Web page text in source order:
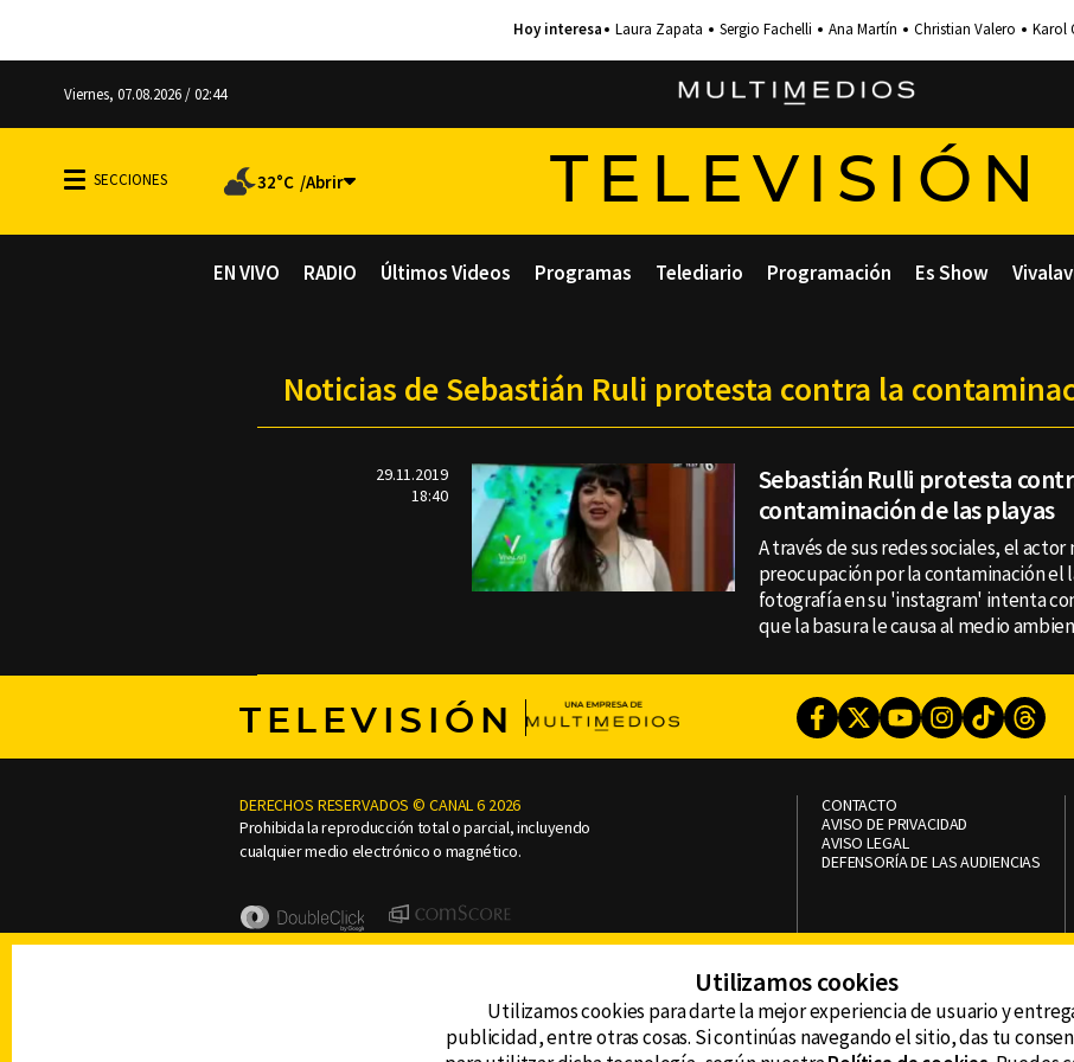
Laura Zapata Sergio Fachelli Ana Martín Christian Valero Karol
Viernes, 07.08.2026 / 02:44
32°C TELEVISIÓN
EN VIVO RADIO Últimos Videos Programas Telediario Programación Es Show
Noticias de Sebastián Ruli protesta contra la
29.11.2019
18:40
Sebastián Rulli protesta
contaminación de las playas
A través de sus redes sociales, el
preocupación por la contaminación el
fotografía en su 'instagram' intenta
que la basura le causa al medio
TELEVISIÓN Facebook
TwitterYoutubeInstagram
TikTok
DERECHOS RESERVADOS © CANAL 6 2026
Prohibida la reproducción total o parcial, incluyendo
cualquier medio electrónico o magnético.
CONTACTO
AVISO DE PRIVACIDAD
AVISO LEGAL
DEFENSORÍA DE LAS AUDIENCIAS
Utilizamos cookies
Utilizamos cookies para darte la mejor experiencia de usuario y
publicidad, entre otras cosas. Si continúas navegando el sitio, das tu